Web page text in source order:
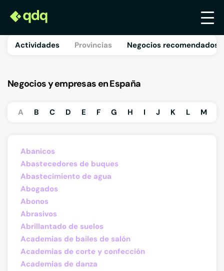
Actividades Provincias Negocios recomendados
Negocios y empresas en España
A B C D E F G H I J K L M
Abanicos
Abastecedores de buques
Abastecimiento de agua
Abogados
Abonos
Abrasivos
Abrillantado de suelos
Academias de bailes de salón
Academias de corte y confección
Academias de danza